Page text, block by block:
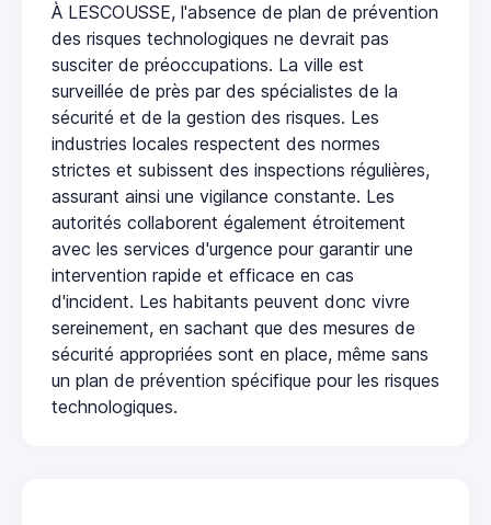
À LESCOUSSE, l'absence de plan de prévention
des risques technologiques ne devrait pas
susciter de préoccupations. La ville est
surveillée de près par des spécialistes de la
sécurité et de la gestion des risques. Les
industries locales respectent des normes
strictes et subissent des inspections régulières,
assurant ainsi une vigilance constante. Les
autorités collaborent également étroitement
avec les services d'urgence pour garantir une
intervention rapide et efficace en cas
d'incident. Les habitants peuvent donc vivre
sereinement, en sachant que des mesures de
sécurité appropriées sont en place, même sans
un plan de prévention spécifique pour les risques
technologiques.